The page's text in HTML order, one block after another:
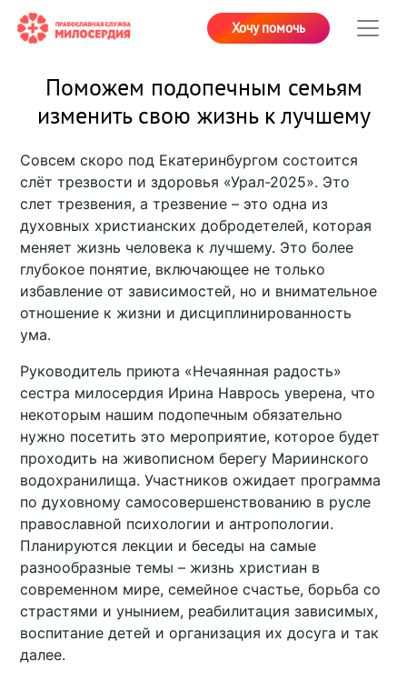
Хочу помочь
Поможем подопечным семьям
изменить свою жизнь к лучшему
Совсем скоро под Екатеринбургом состоится
слёт трезвости и здоровья «Урал-2025». Это
слет трезвения, а трезвение – это одна из
духовных христианских добродетелей, которая
меняет жизнь человека к лучшему. Это более
глубокое понятие, включающее не только
избавление от зависимостей, но и внимательное
отношение к жизни и дисциплинированность
ума.
Руководитель приюта «Нечаянная радость»
сестра милосердия Ирина Наврось уверена, что
некоторым нашим подопечным обязательно
нужно посетить это мероприятие, которое будет
проходить на живописном берегу Мариинского
водохранилища. Участников ожидает программа
по духовному самосовершенствованию в русле
православной психологии и антропологии.
Планируются лекции и беседы на самые
разнообразные темы – жизнь христиан в
современном мире, семейное счастье, борьба со
страстями и унынием, реабилитация зависимых,
воспитание детей и организация их досуга и так
далее.